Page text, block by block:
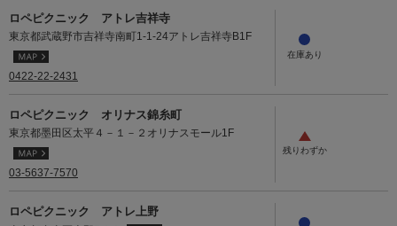
ロペピクニック アトレ吉祥寺
東京都武蔵野市吉祥寺南町1-1-24アトレ吉祥寺B1F
0422-22-2431
ロペピクニック オリナス錦糸町
東京都墨田区太平４－１－２オリナスモール1F
03-5637-7570
ロペピクニック アトレ上野